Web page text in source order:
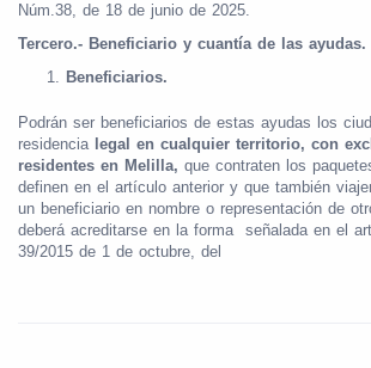
Núm.38, de 18 de junio de 2025.
Tercero.- Beneficiario y cuantía de las ayudas.
Beneficiarios.
Podrán ser beneficiarios de estas ayudas los
residencia legal en cualquier territorio, con
residentes en Melilla, que contraten los
definen en el artículo anterior y que también
un beneficiario en nombre o representación de
deberá acreditarse en la forma señalada en el
39/2015 de 1 de octubre, del